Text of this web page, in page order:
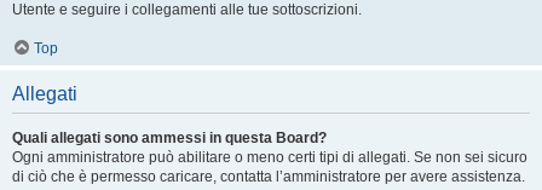
Utente e seguire i collegamenti alle tue sottoscrizioni.
Top
Allegati
Quali allegati sono ammessi in questa Board?
Ogni amministratore può abilitare o meno certi tipi di allegati. Se non sei sicuro
di ciò che è permesso caricare, contatta l’amministratore per avere assistenza.